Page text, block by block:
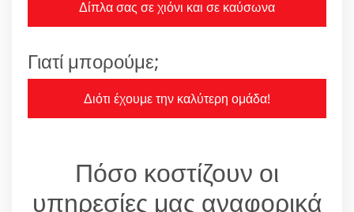
Δίπλα σας σε χιόνι και σε καύσωνα
Γιατί μπορούμε;
Διότι έχουμε την καλύτερη ομάδα!
Πόσο κοστίζουν οι
υπηρεσίες μας αναφορικά